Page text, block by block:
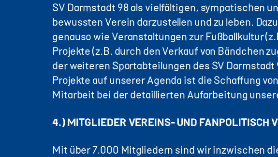
SV Darmstadt 98 als vielfältigen, sympatischen
bewussten Verein darzustellen und zu leben.
genauso wie Veranstaltungen zur Fußballkultur
Projekte (z.B. durch den Verkauf von Bändchen
der weiteren Sportabteilungen des SV Darmstadt
Projekte auf unserer Agenda ist die Schaffung
Mitarbeit bei der detaillierten Aufarbeitung
4.) MITGLIEDER VEREINS- UND FANPOLITISCH
Mit über 7.000 Mitgliedern sind wir inzwischen